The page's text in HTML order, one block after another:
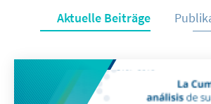
Aktuelle Beiträge